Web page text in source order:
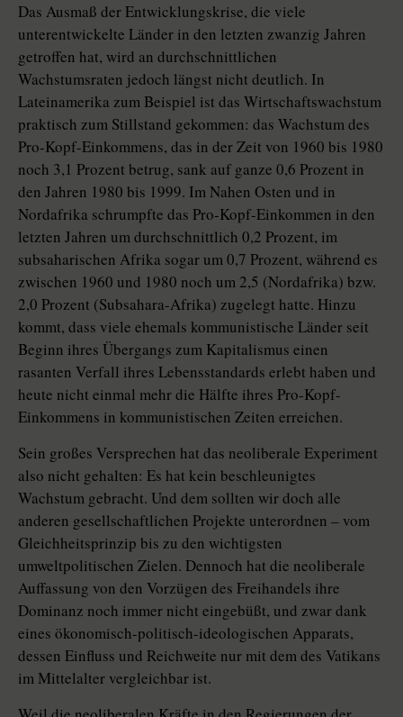
Das Ausmaß der Entwicklungskrise, die viele
unterentwickelte Länder in den letzten zwanzig Jahren
getroffen hat, wird an durchschnittlichen
Wachstumsraten jedoch längst nicht deutlich. In
Lateinamerika zum Beispiel ist das Wirtschaftswachstum
praktisch zum Stillstand gekommen: das Wachstum des
Pro-Kopf-Einkommens, das in der Zeit von 1960 bis 1980
noch 3,1 Prozent betrug, sank auf ganze 0,6 Prozent in
den Jahren 1980 bis 1999. Im Nahen Osten und in
Nordafrika schrumpfte das Pro-Kopf-Einkommen in den
letzten Jahren um durchschnittlich 0,2 Prozent, im
subsaharischen Afrika sogar um 0,7 Prozent, während es
zwischen 1960 und 1980 noch um 2,5 (Nordafrika) bzw.
2,0 Prozent (Subsahara-Afrika) zugelegt hatte. Hinzu
kommt, dass viele ehemals kommunistische Länder seit
Beginn ihres Übergangs zum Kapitalismus einen
rasanten Verfall ihres Lebensstandards erlebt haben und
heute nicht einmal mehr die Hälfte ihres Pro-Kopf-
Einkommens in kommunistischen Zeiten erreichen.
Sein großes Versprechen hat das neoliberale Experiment
also nicht gehalten: Es hat kein beschleunigtes
Wachstum gebracht. Und dem sollten wir doch alle
anderen gesellschaftlichen Projekte unterordnen – vom
Gleichheitsprinzip bis zu den wichtigsten
umweltpolitischen Zielen. Dennoch hat die neoliberale
Auffassung von den Vorzügen des Freihandels ihre
Dominanz noch immer nicht eingebüßt, und zwar dank
eines ökonomisch-politisch-ideologischen Apparats,
dessen Einfluss und Reichweite nur mit dem des Vatikans
im Mittelalter vergleichbar ist.